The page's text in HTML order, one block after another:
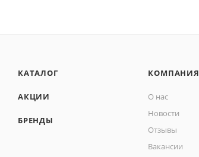
КАТАЛОГ
АКЦИИ
БРЕНДЫ
КОМПАНИЯ
О нас
Новости
Отзывы
Вакансии